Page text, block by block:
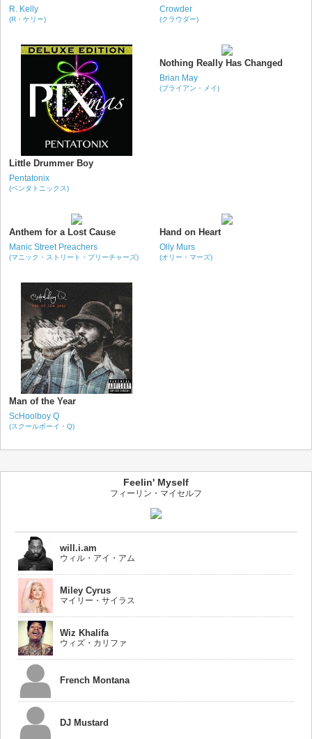
R. Kelly
(R・ケリー)
Crowder
(クラウダー)
Little Drummer Boy
Pentatonix
(ペンタトニックス)
Nothing Really Has Changed
Brian May
(ブライアン・メイ)
Anthem for a Lost Cause
Manic Street Preachers
(マニック・ストリート・プリーチャーズ)
Hand on Heart
Olly Murs
(オリー・マーズ)
Man of the Year
ScHoolboy Q
(スクールボーイ・Q)
Feelin' Myself
フィーリン・マイセルフ
will.i.am
ウィル・アイ・アム
Miley Cyrus
マイリー・サイラス
Wiz Khalifa
ウィズ・カリファ
French Montana
DJ Mustard